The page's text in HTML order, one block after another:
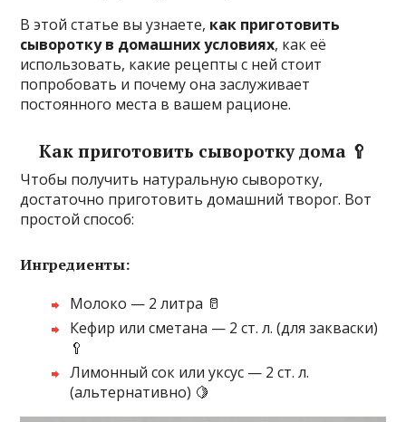
В этой статье вы узнаете, как приготовить
сыворотку в домашних условиях, как её
использовать, какие рецепты с ней стоит
попробовать и почему она заслуживает
постоянного места в вашем рационе.
Как приготовить сыворотку дома 🥄
Чтобы получить натуральную сыворотку,
достаточно приготовить домашний творог. Вот
простой способ:
Ингредиенты:
Молоко — 2 литра 🥛
Кефир или сметана — 2 ст. л. (для закваски)
🥄
Лимонный сок или уксус — 2 ст. л.
(альтернативно) 🍋